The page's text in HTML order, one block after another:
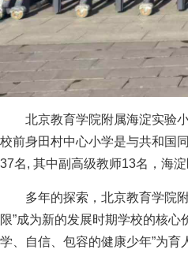
北京教育学院附属海淀实验
校前身田村中心小学是与共和国
37名, 其中副高级教师13名，海
多年的探索，北京教育学院
限”成为新的发展时期学校的核心
学、自信、包容的健康少年”为育